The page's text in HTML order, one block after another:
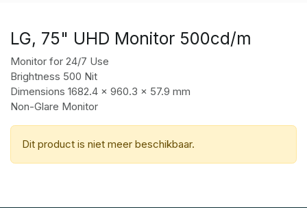
LG, 75" UHD Monitor 500cd/m
Monitor for 24/7 Use
Brightness 500 Nit
Dimensions 1682.4 × 960.3 × 57.9 mm
Non-Glare Monitor
Dit product is niet meer beschikbaar.